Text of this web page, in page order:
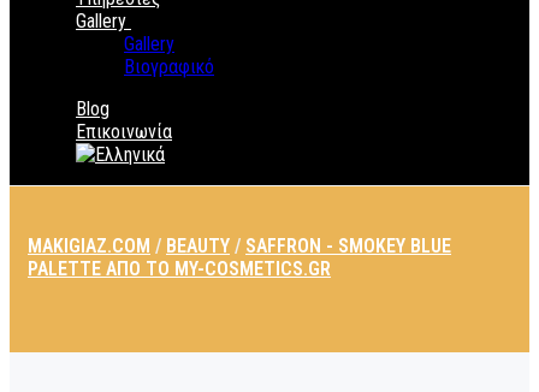
Gallery
Gallery
Βιογραφικό
Blog
Επικοινωνία
MAKIGIAZ.COM / BEAUTY / SAFFRON - SMOKEY BLUE
PALETTE ΑΠΌ ΤΟ MY-COSMETICS.GR